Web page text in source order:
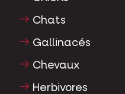
Chats
Gallinacés
Chevaux
Herbivores